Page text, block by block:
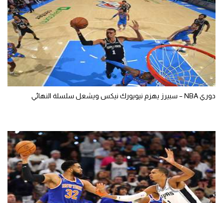
دوري NBA – سبيرز يهزم نيويورك نيكس ويشعل سلسلة النهائي